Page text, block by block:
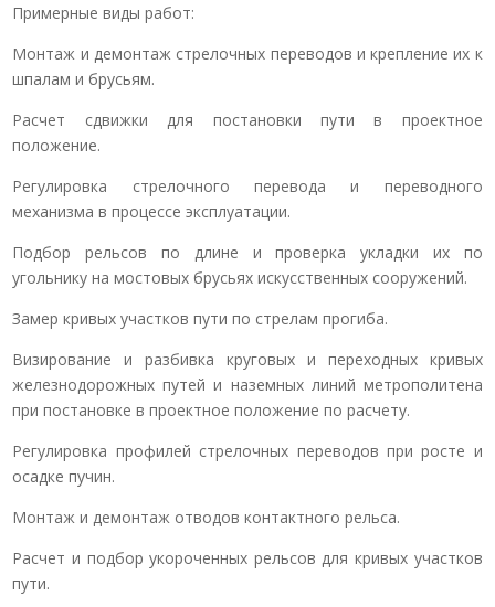
Примерные виды работ:
Монтаж и демонтаж стрелочных переводов и крепление их к
шпалам и брусьям.
Расчет сдвижки для постановки пути в проектное
положение.
Регулировка стрелочного перевода и переводного
механизма в процессе эксплуатации.
Подбор рельсов по длине и проверка укладки их по
угольнику на мостовых брусьях искусственных сооружений.
Замер кривых участков пути по стрелам прогиба.
Визирование и разбивка круговых и переходных кривых
железнодорожных путей и наземных линий метрополитена
при постановке в проектное положение по расчету.
Регулировка профилей стрелочных переводов при росте и
осадке пучин.
Монтаж и демонтаж отводов контактного рельса.
Расчет и подбор укороченных рельсов для кривых участков
пути.